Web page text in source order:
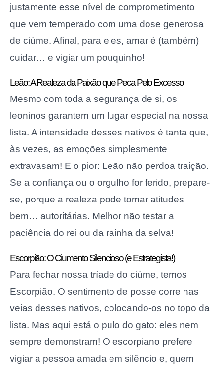
justamente esse nível de comprometimento
que vem temperado com uma dose generosa
de ciúme. Afinal, para eles, amar é (também)
cuidar… e vigiar um pouquinho!
Leão: A Realeza da Paixão que Peca Pelo Excesso
Mesmo com toda a segurança de si, os
leoninos garantem um lugar especial na nossa
lista. A intensidade desses nativos é tanta que,
às vezes, as emoções simplesmente
extravasam! E o pior: Leão não perdoa traição.
Se a confiança ou o orgulho for ferido, prepare-
se, porque a realeza pode tomar atitudes
bem… autoritárias. Melhor não testar a
paciência do rei ou da rainha da selva!
Escorpião: O Ciumento Silencioso (e Estrategista!)
Para fechar nossa tríade do ciúme, temos
Escorpião. O sentimento de posse corre nas
veias desses nativos, colocando-os no topo da
lista. Mas aqui está o pulo do gato: eles nem
sempre demonstram! O escorpiano prefere
vigiar a pessoa amada em silêncio e, quem